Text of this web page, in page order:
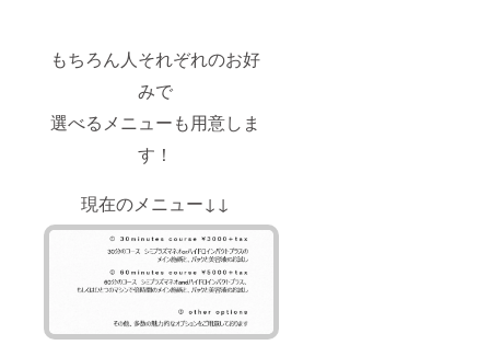
もちろん人それぞれのお好
みで
選べるメニューも用意しま
す！
現在のメニュー↓↓